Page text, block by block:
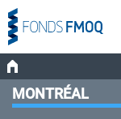
MONTRÉAL